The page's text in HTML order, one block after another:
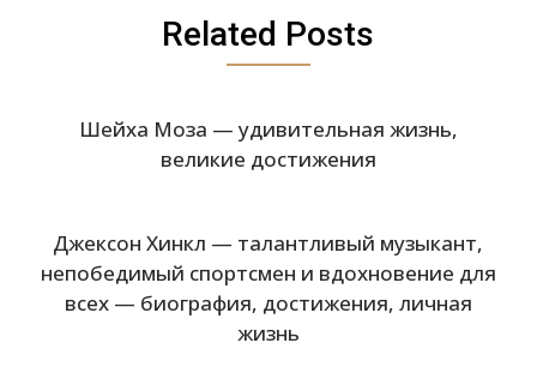
Related Posts
Шейха Моза — удивительная жизнь,
великие достижения
Джексон Хинкл — талантливый музыкант,
непобедимый спортсмен и вдохновение для
всех — биография, достижения, личная
жизнь